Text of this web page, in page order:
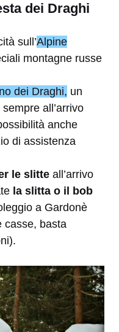
dei Draghi
sull’Alpine
montagne russe
dei Draghi, un
all’arrivo
anche
di assistenza
le slitte all’arrivo
la slitta o il bob
a Gardonè
casse, basta